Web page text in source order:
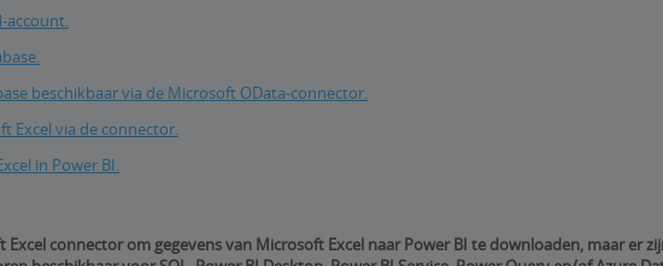
account.
beschikbaar via de Microsoft OData-connector.
Excel via de connector.
in Power BI.
connector om gegevens van Microsoft Excel naar Power BI te downloaden, maar er